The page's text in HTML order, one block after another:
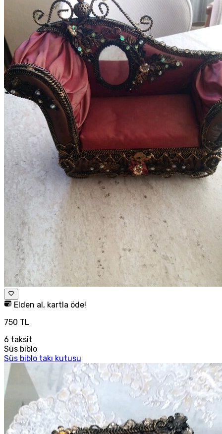
Elden al, kartla öde!
750 TL
6 taksit
Süs biblo
Süs biblo takı kutusu